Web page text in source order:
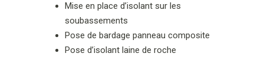
Mise en place d’isolant sur les
soubassements
Pose de bardage panneau composite
Pose d’isolant laine de roche